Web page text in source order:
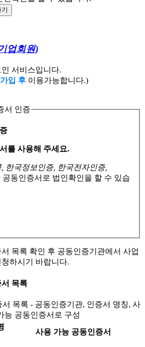
업회원)
서비스입니다.
입 후 이용가능합니다.)
서 인증
를 사용해 주세요.
한국정보인증, 한국전자인증,
공동인증서로 법인확인을 할 수 있습
목록 확인 후 공동인증기관에서 사업
하시기 바랍니다.
목록
목록 - 공동인증기관, 인증서 명칭, 사
능 공동인증서로 구성
사용 가능 공동인증서